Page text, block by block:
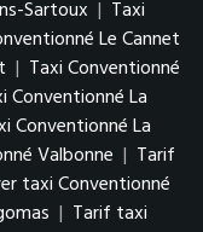
Sartoux | Taxi
Le Cannet
| Taxi Conventionné
Conventionné La
Conventionné La
Valbonne | Tarif
taxi Conventionné
| Tarif taxi